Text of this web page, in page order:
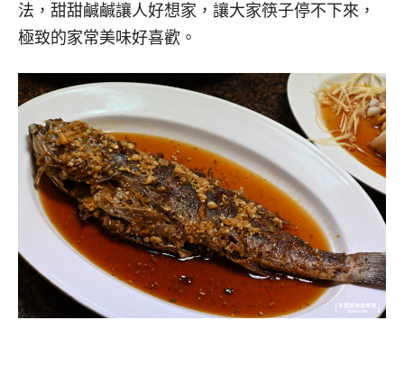
法，甜甜鹹鹹讓人好想家，讓大家筷子停不下來，
極致的家常美味好喜歡。